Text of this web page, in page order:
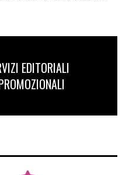
EDITORIALI